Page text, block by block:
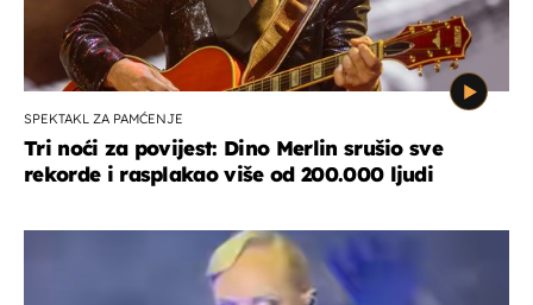
SPEKTAKL ZA PAMĆENJE
Tri noći za povijest: Dino Merlin srušio sve
rekorde i rasplakao više od 200.000 ljudi